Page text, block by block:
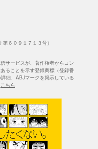
サービスが、著作権者からコン
ることを示す登録商標（登録番
細、ABJマークを掲示している
こちら